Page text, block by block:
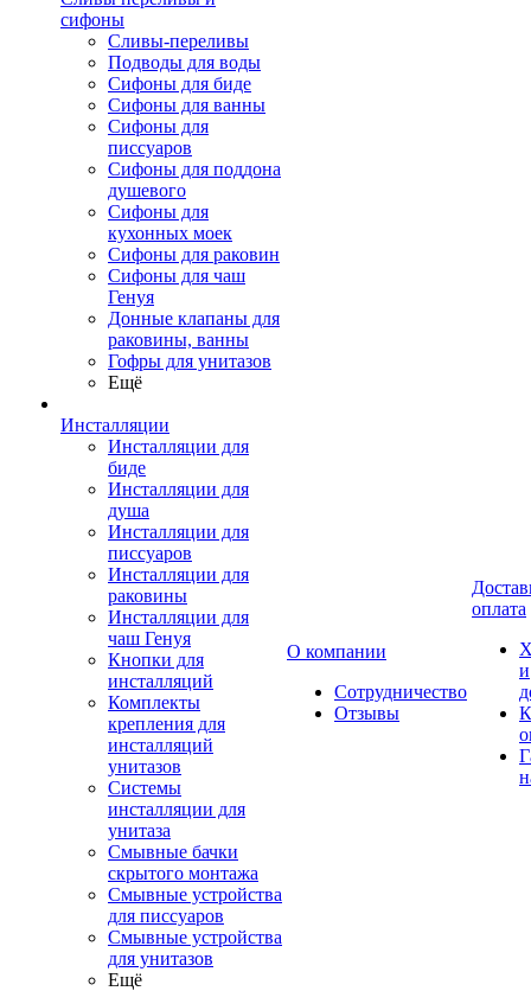
сифоны
Сливы-переливы
Подводы для воды
Сифоны для биде
Сифоны для ванны
Сифоны для
писсуаров
Сифоны для поддона
душевого
Сифоны для
кухонных моек
Сифоны для раковин
Сифоны для чаш
Генуя
Донные клапаны для
раковины, ванны
Гофры для унитазов
Ещё
Инсталляции
Инсталляции для
биде
Инсталляции для
душа
Инсталляции для
писсуаров
Инсталляции для
раковины
Инсталляции для
чаш Генуя
Кнопки для
инсталляций
Комплекты
крепления для
инсталляций
унитазов
Системы
инсталляции для
унитаза
Смывные бачки
скрытого монтажа
Смывные устройства
для писсуаров
Смывные устройства
для унитазов
Ещё
О компании
Сотрудничество
Отзывы
оплата
и